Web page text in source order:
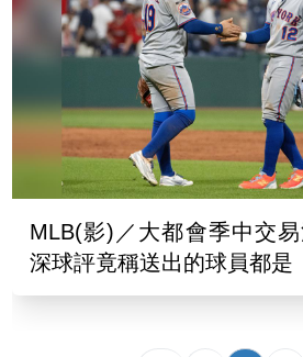
MLB(影)／大都會季中交
深球評竟稱送出的球員都是